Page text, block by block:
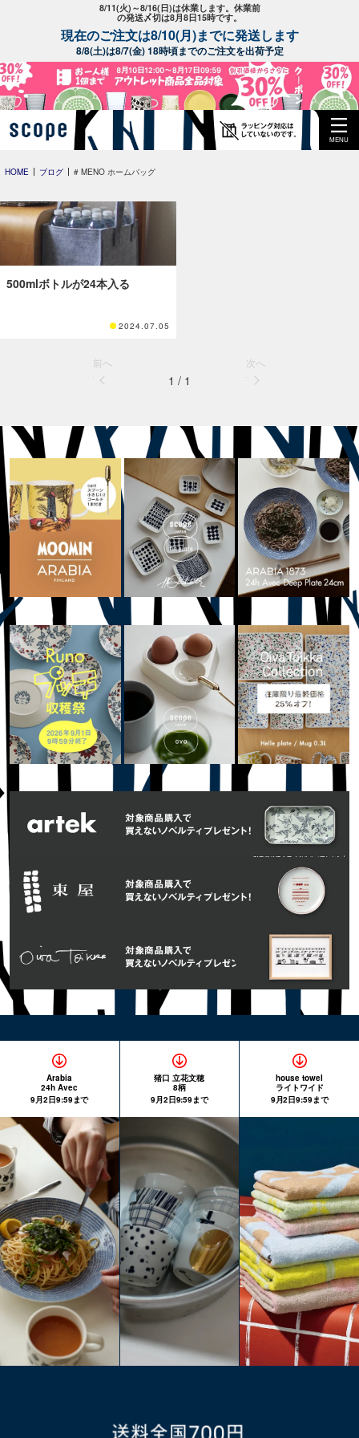
8/11(火)～8/16(日)は休業します。休業前
の発送〆切は8月8日15時です。
現在のご注文は8/10(月)までに発送します
8/8(土)は8/7(金) 18時頃までのご注文を出荷予定
MENU
HOME ブログ # MENO ホームバッグ
500mlボトルが24本入る
2024.07.05
前へ
1 / 1
次へ
Arabia
24h Avec
9月2日9:59まで
猪口 立花文穂
8柄
9月2日9:59まで
house towel
ライトワイド
9月2日9:59まで